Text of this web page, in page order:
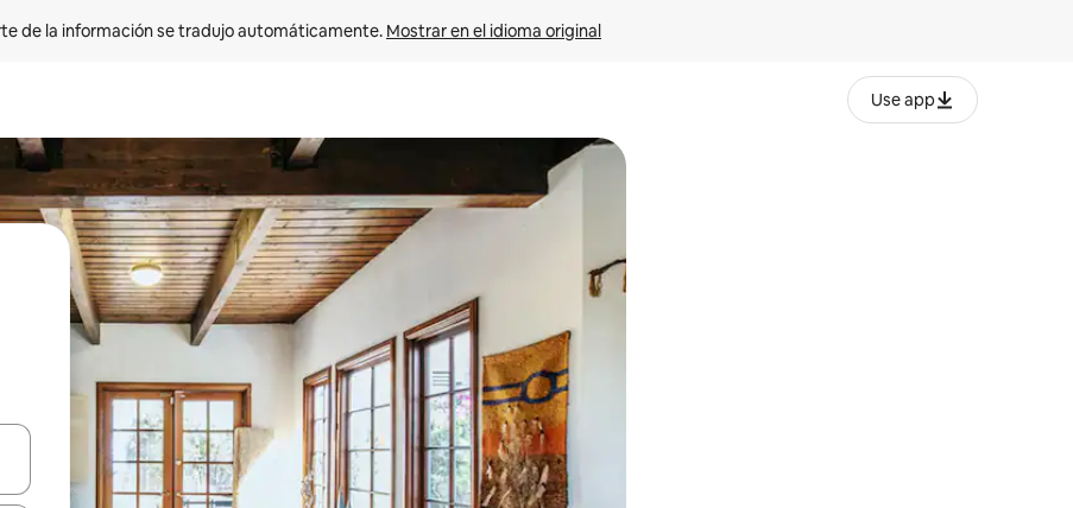
de la información se tradujo automáticamente. Mostrar en el idioma original
Use app
las teclas de flecha hacia arriba y hacia abajo o explora con el tacto o desliza el dedo.